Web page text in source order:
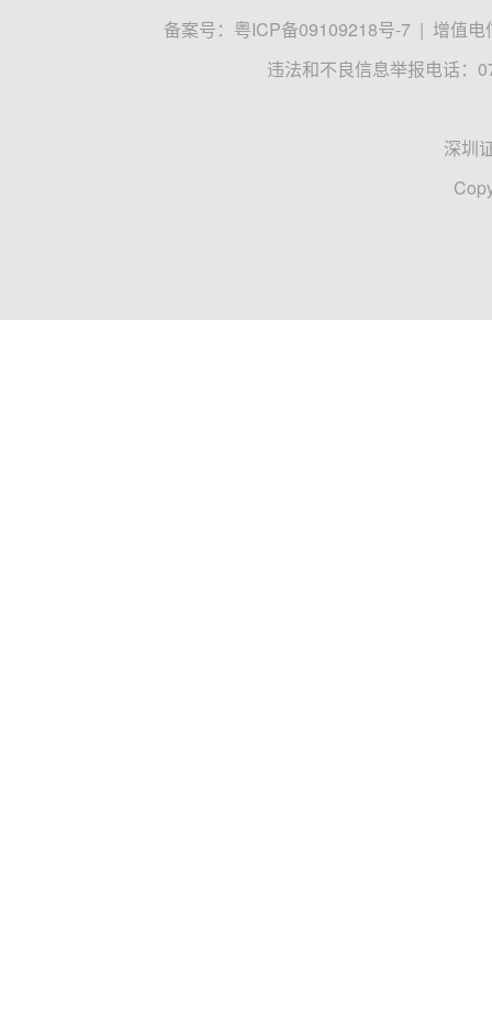
备案号： 粤ICP备09109218号-7 | 增值电
违法和不良信息举报电话：
深圳